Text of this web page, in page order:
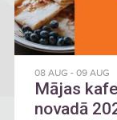
08 AUG - 09 AUG
Mājas
novadā